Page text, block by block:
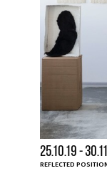
25.10.19 -
REFLECTED